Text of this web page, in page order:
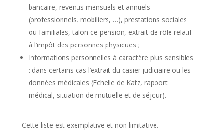
bancaire, revenus mensuels et annuels
(professionnels, mobiliers, …), prestations sociales
ou familiales, talon de pension, extrait de rôle relatif
à l’impôt des personnes physiques ;
Informations personnelles à caractère plus sensibles
: dans certains cas l’extrait du casier judiciaire ou les
données médicales (Echelle de Katz, rapport
médical, situation de mutuelle et de séjour).
Cette liste est exemplative et non limitative.